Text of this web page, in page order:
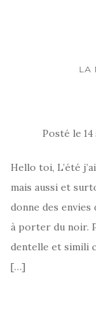
LA
Posté le
Hello toi, L’été
mais aussi et
donne des envies
à porter du noir.
dentelle et simili
[…]